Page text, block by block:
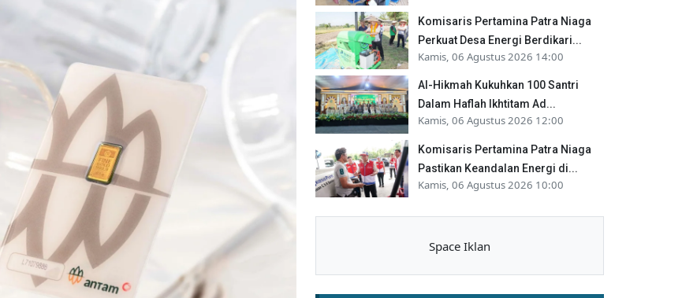
Komisaris Pertamina Patra Niaga
Perkuat Desa Energi Berdikari...
Kamis, 06 Agustus 2026 14:00
Al-Hikmah Kukuhkan 100 Santri
Dalam Haflah Ikhtitam Ad...
Kamis, 06 Agustus 2026 12:00
Komisaris Pertamina Patra Niaga
Pastikan Keandalan Energi di...
Kamis, 06 Agustus 2026 10:00
Space Iklan